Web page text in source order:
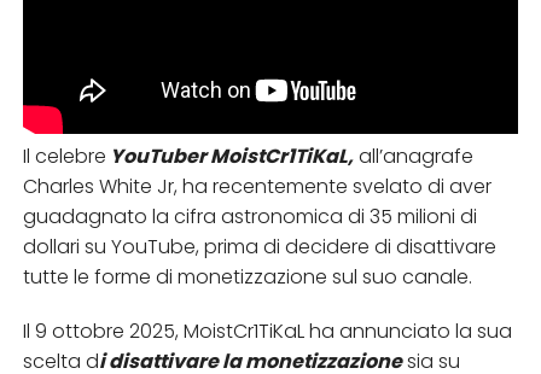
Il celebre YouTuber MoistCr1TiKaL,all’anagrafe
Charles White Jr, ha recentemente svelato di aver
guadagnato la cifra astronomica di 35 milioni di
dollari su YouTube, prima di decidere di disattivare
tutte le forme di monetizzazione sul suo canale.
Il 9 ottobre 2025, MoistCr1TiKaL ha annunciato la sua
scelta di disattivare la monetizzazionesia su